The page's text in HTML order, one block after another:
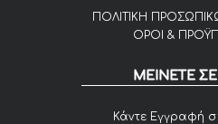
ΠΟΛΙΤΙΚΗ
ΟΡΟΙ &
ΜΕΙΝΕΤΕ
Κάντε Εγγραφή